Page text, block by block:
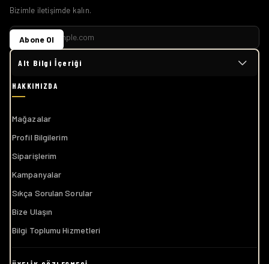
Alt Bilgi İçeriği
Mağazalar
Profil Bilgilerim
Siparişlerim
Kampanyalar
Sıkça Sorulan Sorular
Bize Ulaşın
Bilgi Toplumu Hizmetleri
Bizimle iletişimde kalın.
Abone Ol